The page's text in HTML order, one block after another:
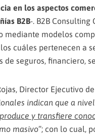
en los aspectos
B2B-. B2B
mediante modelos
cuáles pertenecen a
de seguros, financiero,
Director Ejecutivo
indican que a
y transfiere
masivo”; con lo cual,